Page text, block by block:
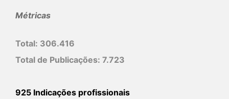
Métricas
Total: 306.416
Total de Publicações: 7.723
925 Indicações profissionais